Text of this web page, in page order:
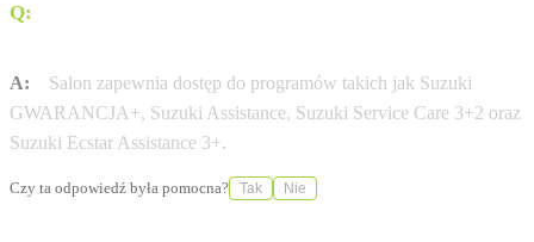
Q:
A:
Salon zapewnia dostęp do programów takich jak Suzuki
GWARANCJA+, Suzuki Assistance, Suzuki Service Care 3+2 oraz
Suzuki Ecstar Assistance 3+.
Czy ta odpowiedź była pomocna? Tak Nie